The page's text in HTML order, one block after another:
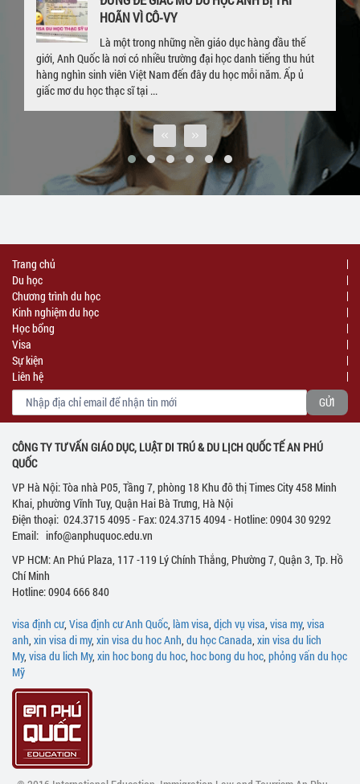
HOÃN VÌ CÔ-VY
Là một trong những nền giáo dục hàng đầu thế
giới, Anh Quốc là nơi có nhiều trường đại học danh tiếng thu hút
hàng nghìn sinh viên Việt Nam đến đây du học mỗi năm. Ấp ủ
giấc mơ du học thạc sĩ tại ...
Trang chủ
Du học
Chương trình du học
Kinh nghiệm du học
Học bổng
Visa
Sự kiện
Liên hệ
CÔNG TY TƯ VẤN GIÁO DỤC, LUẬT DI TRÚ & DU LỊCH QUỐC TẾ AN PHÚ
QUỐC
VP Hà Nội: Tòa nhà P05, Tầng 7, phòng 18 Khu đô thị Times City 458 Minh
Khai, phường Vĩnh Tuy, Quận Hai Bà Trưng, Hà Nội
Điện thoại: 024.3715 4095 - Fax: 024.3715 4094 - Hotline: 0904 30 9292
Email: info@anphuquoc.edu.vn
VP HCM: An Phú Plaza, 117 -119 Lý Chính Thắng, Phường 7, Quận 3, Tp. Hồ
Chí Minh
Hotline: 0904 666 840
visa định cư, Visa định cư Anh Quốc, làm visa, dịch vụ visa, visa my, visa
anh, xin visa di my, xin visa du hoc Anh, du học Canada, xin visa du lich
My, visa du lich My, xin hoc bong du hoc, hoc bong du hoc, phỏng vấn du học
Mỹ